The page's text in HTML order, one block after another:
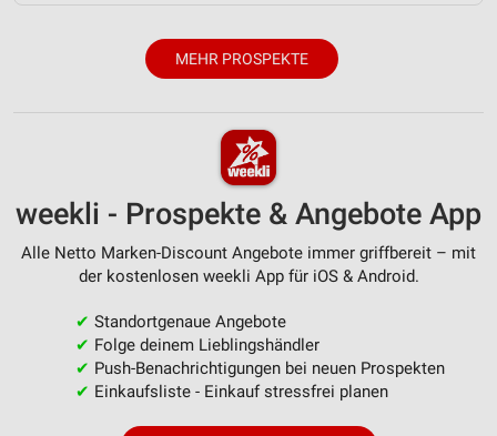
MEHR PROSPEKTE
weekli - Prospekte & Angebote App
Alle Netto Marken-Discount Angebote immer griffbereit – mit
der kostenlosen weekli App für iOS & Android.
✔ Standortgenaue Angebote
✔ Folge deinem Lieblingshändler
✔ Push-Benachrichtigungen bei neuen Prospekten
✔ Einkaufsliste - Einkauf stressfrei planen
Geräte anhand von aktiv angeforderten
Informationen identifizieren
Nicht-IAB-Verarbeitungszwecke:
Notwendig
Funktional
Werbung